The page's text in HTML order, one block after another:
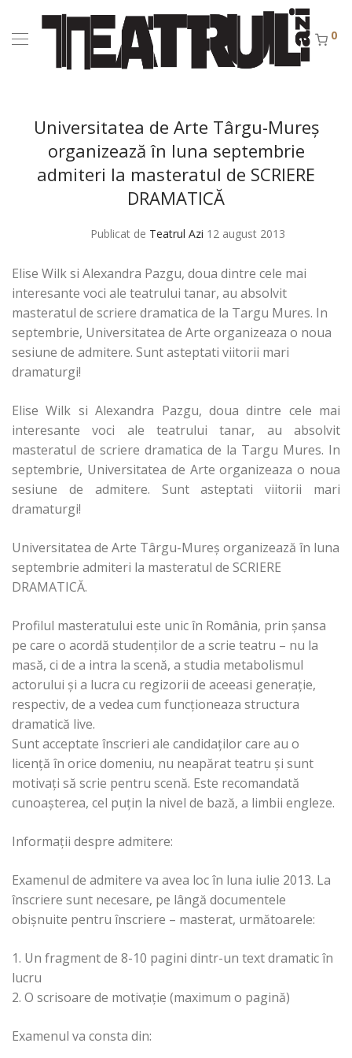
0
Universitatea de Arte Târgu-Mureș
organizează în luna septembrie
admiteri la masteratul de SCRIERE
DRAMATICĂ
Publicat de Teatrul Azi 12 august 2013
Elise Wilk si Alexandra Pazgu, doua dintre cele mai
interesante voci ale teatrului tanar, au absolvit
masteratul de scriere dramatica de la Targu Mures. In
septembrie, Universitatea de Arte organizeaza o noua
sesiune de admitere. Sunt asteptati viitorii mari
dramaturgi!
Elise Wilk si Alexandra Pazgu, doua dintre cele mai
interesante voci ale teatrului tanar, au absolvit
masteratul de scriere dramatica de la Targu Mures. In
septembrie, Universitatea de Arte organizeaza o noua
sesiune de admitere. Sunt asteptati viitorii mari
dramaturgi!
Universitatea de Arte Târgu-Mureș organizează în luna
septembrie admiteri la masteratul de SCRIERE
DRAMATICĂ.
Profilul masteratului este unic în România, prin șansa
pe care o acordă studenților de a scrie teatru – nu la
masă, ci de a intra la scenă, a studia metabolismul
actorului și a lucra cu regizorii de aceeasi generație,
respectiv, de a vedea cum funcționeaza structura
dramatică live.
Sunt acceptate înscrieri ale candidaților care au o
licență în orice domeniu, nu neapărat teatru și sunt
motivați să scrie pentru scenă. Este recomandată
cunoașterea, cel puțin la nivel de bază, a limbii engleze.
Informații despre admitere:
Examenul de admitere va avea loc în luna iulie 2013. La
înscriere sunt necesare, pe lângă documentele
obișnuite pentru înscriere – masterat, următoarele:
1. Un fragment de 8-10 pagini dintr-un text dramatic în
lucru
2. O scrisoare de motivație (maximum o pagină)
Examenul va consta din: